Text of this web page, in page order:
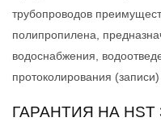
трубопроводов
полипропилена,
водоснабжения,
протоколирования
ГАРАНТИЯ НА HST